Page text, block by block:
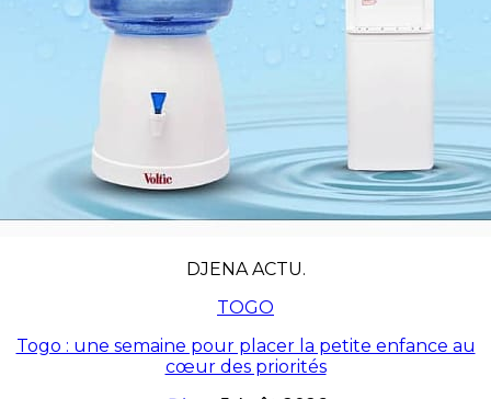
DJENA ACTU.
TOGO
Togo : une semaine pour placer la petite enfance au
cœur des priorités